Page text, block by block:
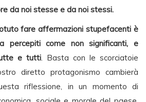
da noi stesse e da noi stessi.
fare affermazioni stupefacenti è
percepiti come non significanti, e
e tutti. Basta con le scorciatoie
diretto protagonismo cambierà
riflessione, in un momento di